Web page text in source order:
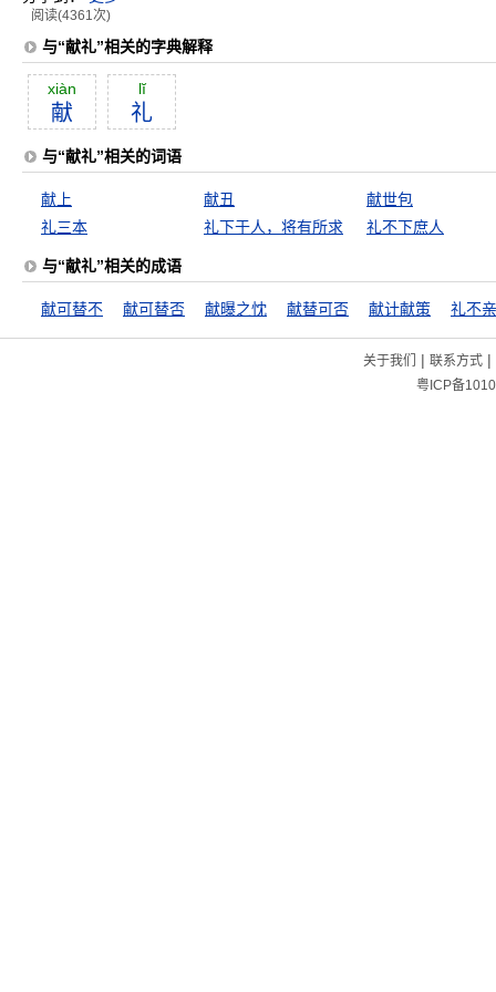
阅读(4361次)
与“献礼”相关的字典解释
xiàn
献
lĭ
礼
与“献礼”相关的词语
献上 献丑
献世包
礼三本
礼下于人，将有所求 礼不下庶人
与“献礼”相关的成语
献可替不 献可替否 献曝之忱 献替可否 献计献策 礼不
关于我们 | 联系方式|
粤ICP备